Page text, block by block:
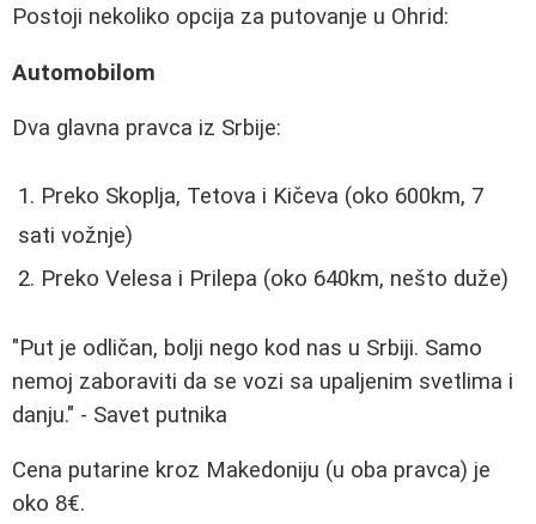
Postoji nekoliko opcija za putovanje u Ohrid:
Automobilom
Dva glavna pravca iz Srbije:
Preko Skoplja, Tetova i Kičeva (oko 600km, 7
sati vožnje)
Preko Velesa i Prilepa (oko 640km, nešto duže)
"Put je odličan, bolji nego kod nas u Srbiji. Samo
nemoj zaboraviti da se vozi sa upaljenim svetlima i
danju." - Savet putnika
Cena putarine kroz Makedoniju (u oba pravca) je
oko 8€.